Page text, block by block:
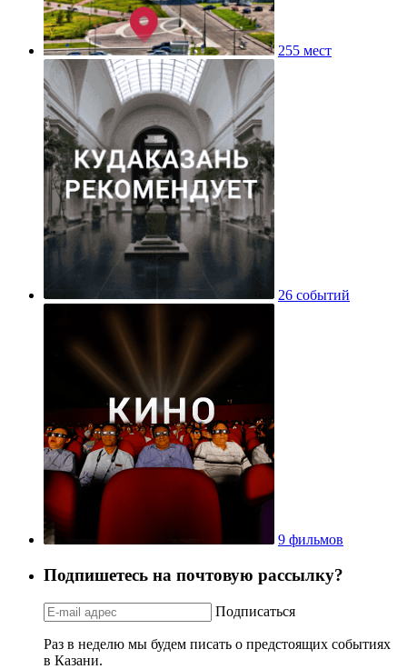
255 мест
26 событий
9 фильмов
Подпишетесь на почтовую рассылку?
Подписаться
Раз в неделю мы будем писать о предстоящих событиях
в Казани.